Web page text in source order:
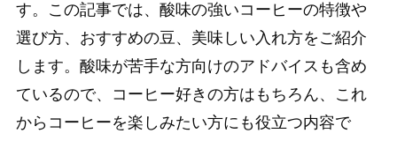
す。この記事では、酸味の強いコーヒーの特徴や
選び方、おすすめの豆、美味しい入れ方をご紹介
します。酸味が苦手な方向けのアドバイスも含め
ているので、コーヒー好きの方はもちろん、これ
からコーヒーを楽しみたい方にも役立つ内容で